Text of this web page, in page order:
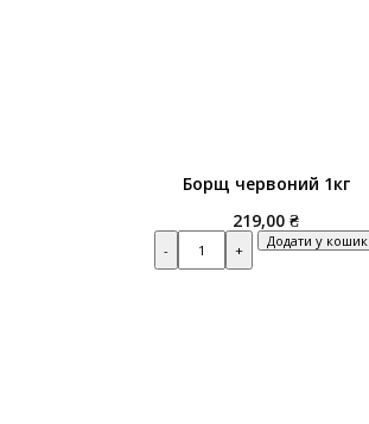
Борщ червоний 1кг
219,00 ₴
Quantity Додати у кошик